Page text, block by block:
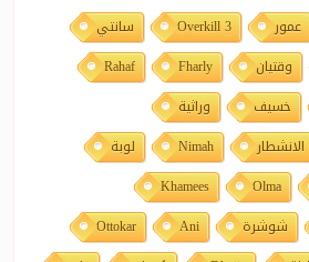
عمور Overkill 3
سانتي
وقتيان Fharly
Rahaf
خسيف
وراثية
الانشطار Nimah
لوبة
Olma
Khamees
شوشرة Ani
Ottokar